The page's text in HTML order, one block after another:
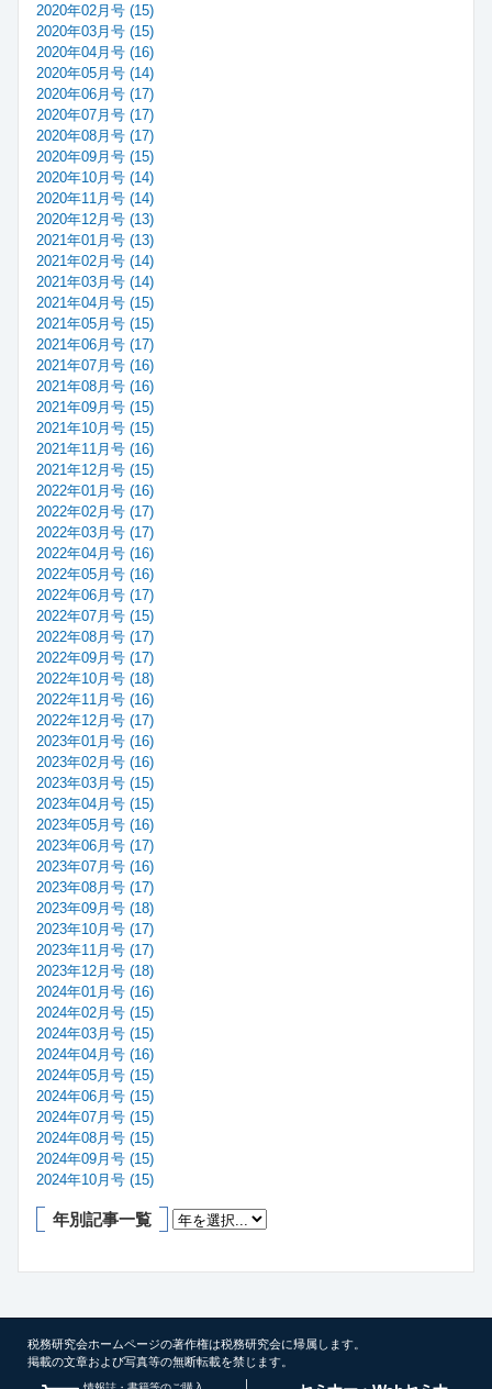
2020年02月号 (15)
2020年03月号 (15)
2020年04月号 (16)
2020年05月号 (14)
2020年06月号 (17)
2020年07月号 (17)
2020年08月号 (17)
2020年09月号 (15)
2020年10月号 (14)
2020年11月号 (14)
2020年12月号 (13)
2021年01月号 (13)
2021年02月号 (14)
2021年03月号 (14)
2021年04月号 (15)
2021年05月号 (15)
2021年06月号 (17)
2021年07月号 (16)
2021年08月号 (16)
2021年09月号 (15)
2021年10月号 (15)
2021年11月号 (16)
2021年12月号 (15)
2022年01月号 (16)
2022年02月号 (17)
2022年03月号 (17)
2022年04月号 (16)
2022年05月号 (16)
2022年06月号 (17)
2022年07月号 (15)
2022年08月号 (17)
2022年09月号 (17)
2022年10月号 (18)
2022年11月号 (16)
2022年12月号 (17)
2023年01月号 (16)
2023年02月号 (16)
2023年03月号 (15)
2023年04月号 (15)
2023年05月号 (16)
2023年06月号 (17)
2023年07月号 (16)
2023年08月号 (17)
2023年09月号 (18)
2023年10月号 (17)
2023年11月号 (17)
2023年12月号 (18)
2024年01月号 (16)
2024年02月号 (15)
2024年03月号 (15)
2024年04月号 (16)
2024年05月号 (15)
2024年06月号 (15)
2024年07月号 (15)
2024年08月号 (15)
2024年09月号 (15)
2024年10月号 (15)
年別記事一覧
税務研究会ホームページの著作権は税務研究会に帰属します。
掲載の文章および写真等の無断転載を禁じます。